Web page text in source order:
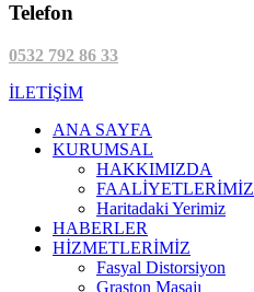
Telefon
0532 792 86 33
İLETİŞİM
ANA SAYFA
KURUMSAL
HAKKIMIZDA
FAALİYETLERİMİZ
Haritadaki Yerimiz
HABERLER
HİZMETLERİMİZ
Fasyal Distorsiyon
Graston Masajı